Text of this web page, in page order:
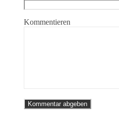
Kommentieren